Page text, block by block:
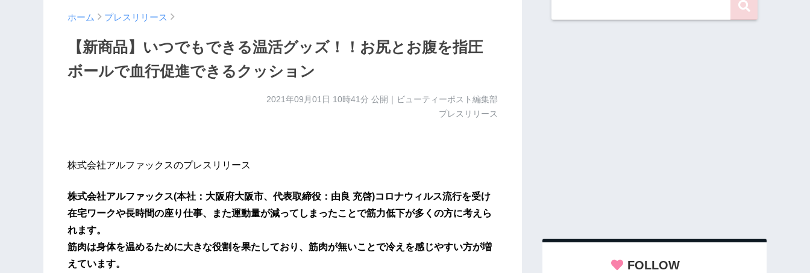
ホーム プレスリリース
【新商品】いつでもできる温活グッズ！！お尻とお腹を指圧
ボールで血行促進できるクッション
2021年09月01日 10時41分 公開｜ビューティーポスト編集部
プレスリリース
株式会社アルファックスのプレスリリース
株式会社アルファックス(本社：大阪府大阪市、代表取締役：由良 充啓)コロナウィルス流行を受け
在宅ワークや長時間の座り仕事、また運動量が減ってしまったことで筋力低下が多くの方に考えら
れます。
筋肉は身体を温めるために大きな役割を果たしており、筋肉が無いことで冷えを感じやすい方が増
えています。
FOLLOW